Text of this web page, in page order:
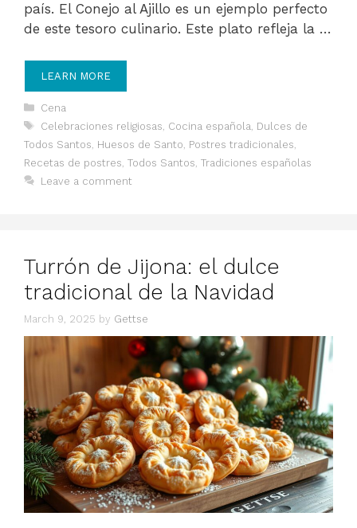
país. El Conejo al Ajillo es un ejemplo perfecto
de este tesoro culinario. Este plato refleja la …
LEARN MORE
Categories
Cena
Tags
Celebraciones religiosas Cocina española Dulces de
Todos Santos Huesos de Santo Postres tradicionales
Recetas de postres Todos Santos Tradiciones españolas
Leave a comment
Turrón de Jijona: el dulce
tradicional de la Navidad
March 9, 2025 by Gettse